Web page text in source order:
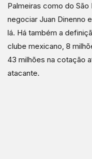
Palmeiras como do
negociar Juan Dinenno
lá. Há também a
clube mexicano, 8
43 milhões na cotação
atacante.